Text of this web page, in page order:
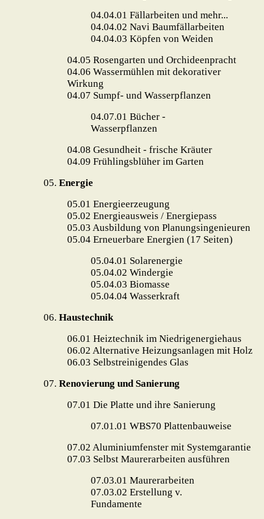
04.04.01 Fällarbeiten und mehr...
04.04.02 Navi Baumfällarbeiten
04.04.03 Köpfen von Weiden
04.05 Rosengarten und Orchideenpracht
04.06 Wassermühlen mit dekorativer
Wirkung
04.07 Sumpf- und Wasserpflanzen
04.07.01 Bücher -
Wasserpflanzen
04.08 Gesundheit - frische Kräuter
04.09 Frühlingsblüher im Garten
05. Energie
05.01 Energieerzeugung
05.02 Energieausweis / Energiepass
05.03 Ausbildung von Planungsingenieuren
05.04 Erneuerbare Energien (17 Seiten)
05.04.01 Solarenergie
05.04.02 Windergie
05.04.03 Biomasse
05.04.04 Wasserkraft
06. Haustechnik
06.01 Heiztechnik im Niedrigenergiehaus
06.02 Alternative Heizungsanlagen mit Holz
06.03 Selbstreinigendes Glas
07. Renovierung und Sanierung
07.01 Die Platte und ihre Sanierung
07.01.01 WBS70 Plattenbauweise
07.02 Aluminiumfenster mit Systemgarantie
07.03 Selbst Maurerarbeiten ausführen
07.03.01 Maurerarbeiten
07.03.02 Erstellung v.
Fundamente